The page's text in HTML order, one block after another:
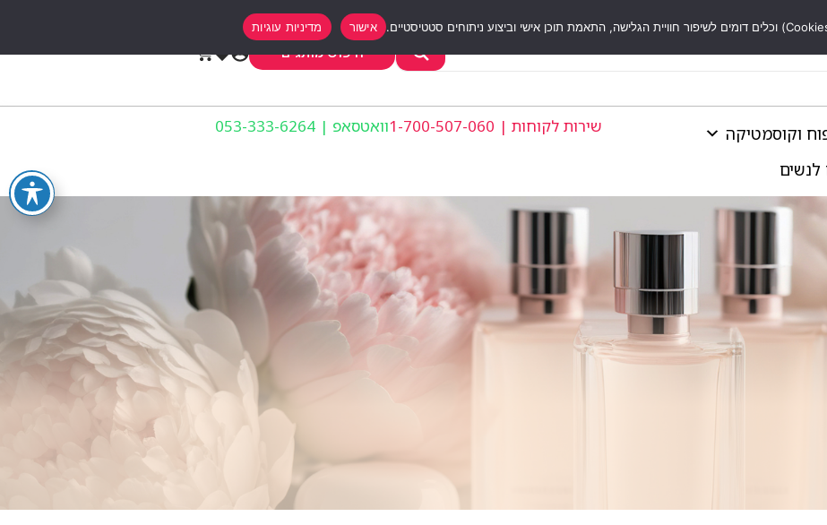
חיפוש מותגים
וקוסמטיקה
לנשים
שירות לקוחות | 1-700-507-060 וואטסאפ | 053-333-6264
אישור מדיניות עוגיות